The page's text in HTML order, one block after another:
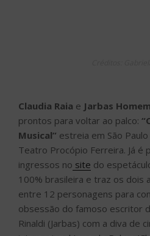
Claudia Raia e Jarbas
prontos para voltar ao palco:
Musical” estreia em São
Teatro Procópio Ferreira. Já é
ingressos no site do
100% brasileira e traz os dois
entre 12 personagens para
obsessão do famoso escritor
Rinaldi (Jarbas) com a diva de